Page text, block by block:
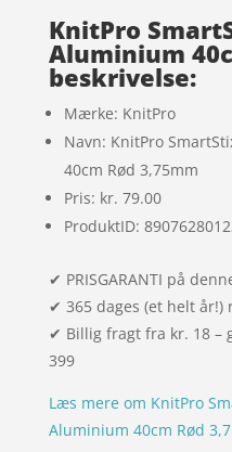
KnitPro
Aluminium
beskrivelse:
Mærke: KnitPro
Navn: KnitPro
40cm Rød 3,75mm
Pris: kr. 79.00
ProduktID:
✔ PRISGARANTI på
✔ 365 dages (et helt år!)
✔ Billig fragt fra kr. 18 –
399
Læs mere om KnitPro
Aluminium 40cm Rød